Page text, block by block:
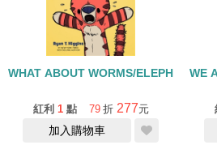
WHAT ABOUT WORMS/ELEPHANT
紅利 1 點 79 折 277元
加入購物車
WE